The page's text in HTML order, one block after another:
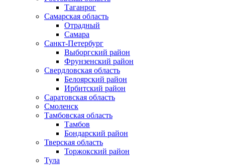
Таганрог
Самарская область
Отрадный
Самара
Санкт-Петербург
Выборгский район
Фрунзенский район
Свердловская область
Белоярский район
Ирбитский район
Саратовская область
Смоленск
Тамбовская область
Тамбов
Бондарский район
Тверская область
Торжокский район
Тула